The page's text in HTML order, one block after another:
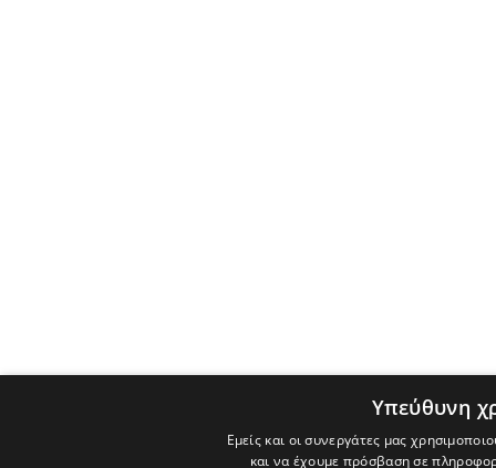
Υπεύθυνη
Εμείς και οι συνεργάτες μας
και να έχουμε πρόσβαση σε